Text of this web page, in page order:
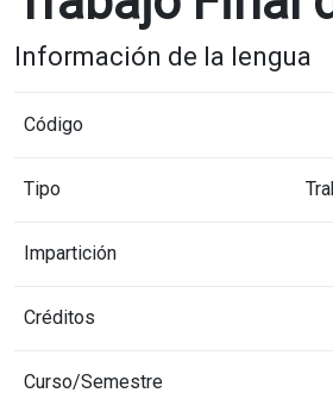
Información de la lengua
Código
Tipo
Impartición
Créditos
Curso/Semestre